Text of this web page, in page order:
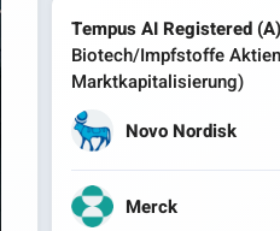
Tempus AI Registered
Biotech/Impfstoffe
Marktkapitalisierung)
Novo Nordisk
Merck